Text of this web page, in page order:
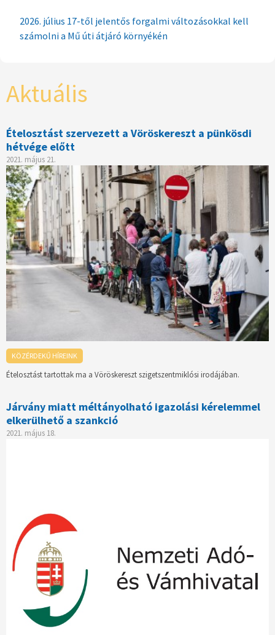
2026. július 17-től jelentős forgalmi változásokkal kell
számolni a Mű úti átjáró környékén
Aktuális
Ételosztást szervezett a Vöröskereszt a pünkösdi
hétvége előtt
2021. május 21.
KÖZÉRDEKŰ HÍREINK
Ételosztást tartottak ma a Vöröskereszt szigetszentmiklósi irodájában.
Járvány miatt méltányolható igazolási kérelemmel
elkerülhető a szankció
2021. május 18.